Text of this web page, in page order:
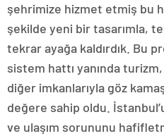
şehrimize hizmet etmiş bu
şekilde yeni bir tasarımla,
tekrar ayağa kaldırdık. Bu
sistem hattı yanında
diğer imkanlarıyla göz
değere sahip oldu.
ve ulaşım sorununu